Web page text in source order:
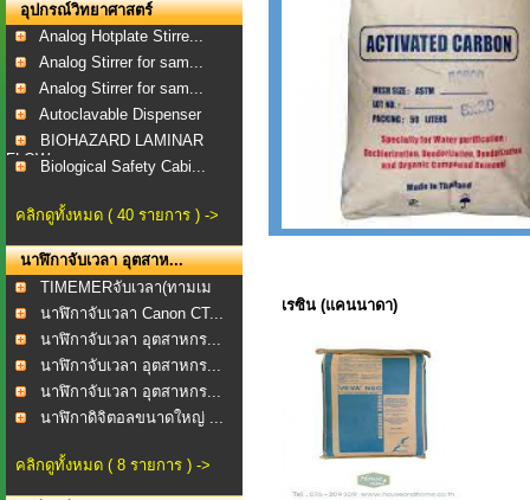
อุปกรณ์วิทยาศาสตร์
Analog Hotplate Stirre...
Analog Stirrer for sam...
Analog Stirrer for sam...
Autoclavable Dispenser
BIOHAZARD LAMINAR
FLOW...Biological Safety Cabi...
คลิกดูทั้งหมด ( 40 รายการ ) ->
นาฬิกาจับเวลา อุตสาห...
TIMEMERจับเวลา(ทามเม
อร...
นาฬิกาจับเวลา Canon CT...
นาฬิกาจับเวลา อุตสาหกร...
นาฬิกาจับเวลา อุตสาหกร...
นาฬิกาจับเวลา อุตสาหกร...
นาฬิกาดิจิตอลขนาดใหญ่ ...
คลิกดูทั้งหมด ( 8 รายการ ) ->
เรซิน (แคนนาดา)